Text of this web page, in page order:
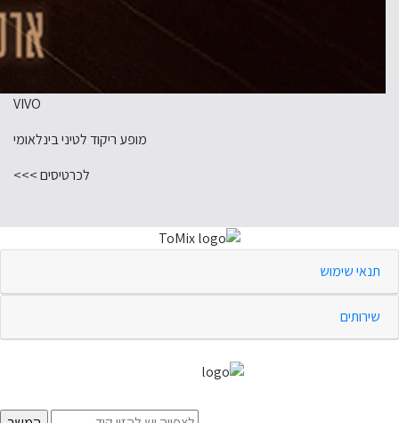
VIVO
מופע ריקוד לטיני בינלאומי
לכרטיסים >>>
תנאי שימוש
שירותים